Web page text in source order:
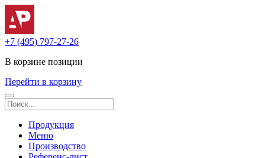
+7 (495) 797-27-26
В корзине позиции
Перейти в корзину
Продукция
Меню
Производство